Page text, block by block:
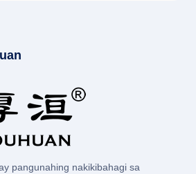
pangunahing nakikibahagi sa